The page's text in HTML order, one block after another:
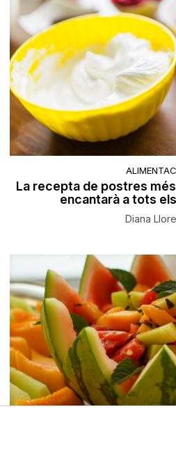
La recepta de postres
encantarà a tots
Diana